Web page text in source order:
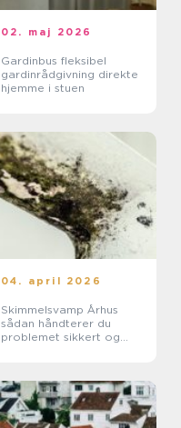
02. maj 2026
Gardinbus fleksibel
gardinrådgivning direkte
hjemme i stuen
04. april 2026
Skimmelsvamp Århus
sådan håndterer du
problemet sikkert og